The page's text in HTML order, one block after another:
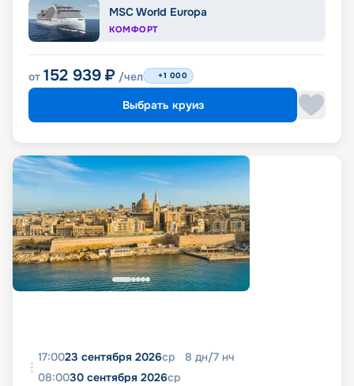
MSC World Europa
КОМФОРТ
от 152 939 ₽ /чел +1 000
Выбрать круиз
17:0023 сентября 2026ср 8 дн/7 нч
08:0030 сентября 2026ср